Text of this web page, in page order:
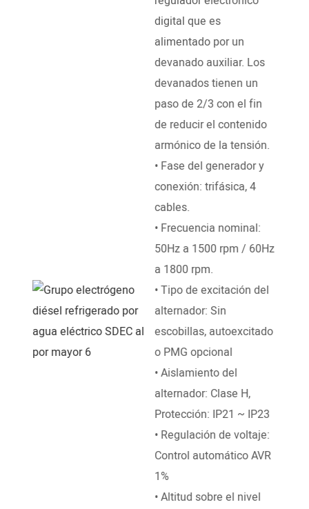
digital que es
alimentado por un
devanado auxiliar. Los
devanados tienen un
paso de 2/3 con el fin
de reducir el contenido
armónico de la tensión.
• Fase del generador y
conexión: trifásica, 4
cables.
• Frecuencia nominal:
50Hz a 1500 rpm / 60Hz
a 1800 rpm.
• Tipo de excitación del
alternador: Sin
escobillas, autoexcitado
o PMG opcional
• Aislamiento del
alternador: Clase H,
Protección: IP21 ~ IP23
• Regulación de voltaje:
Control automático AVR
1%
• Altitud sobre el nivel